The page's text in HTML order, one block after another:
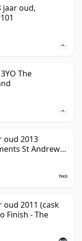
jaar oud,
The
oud 2013
St Andrews
oud 2011 (cask
Finish - The